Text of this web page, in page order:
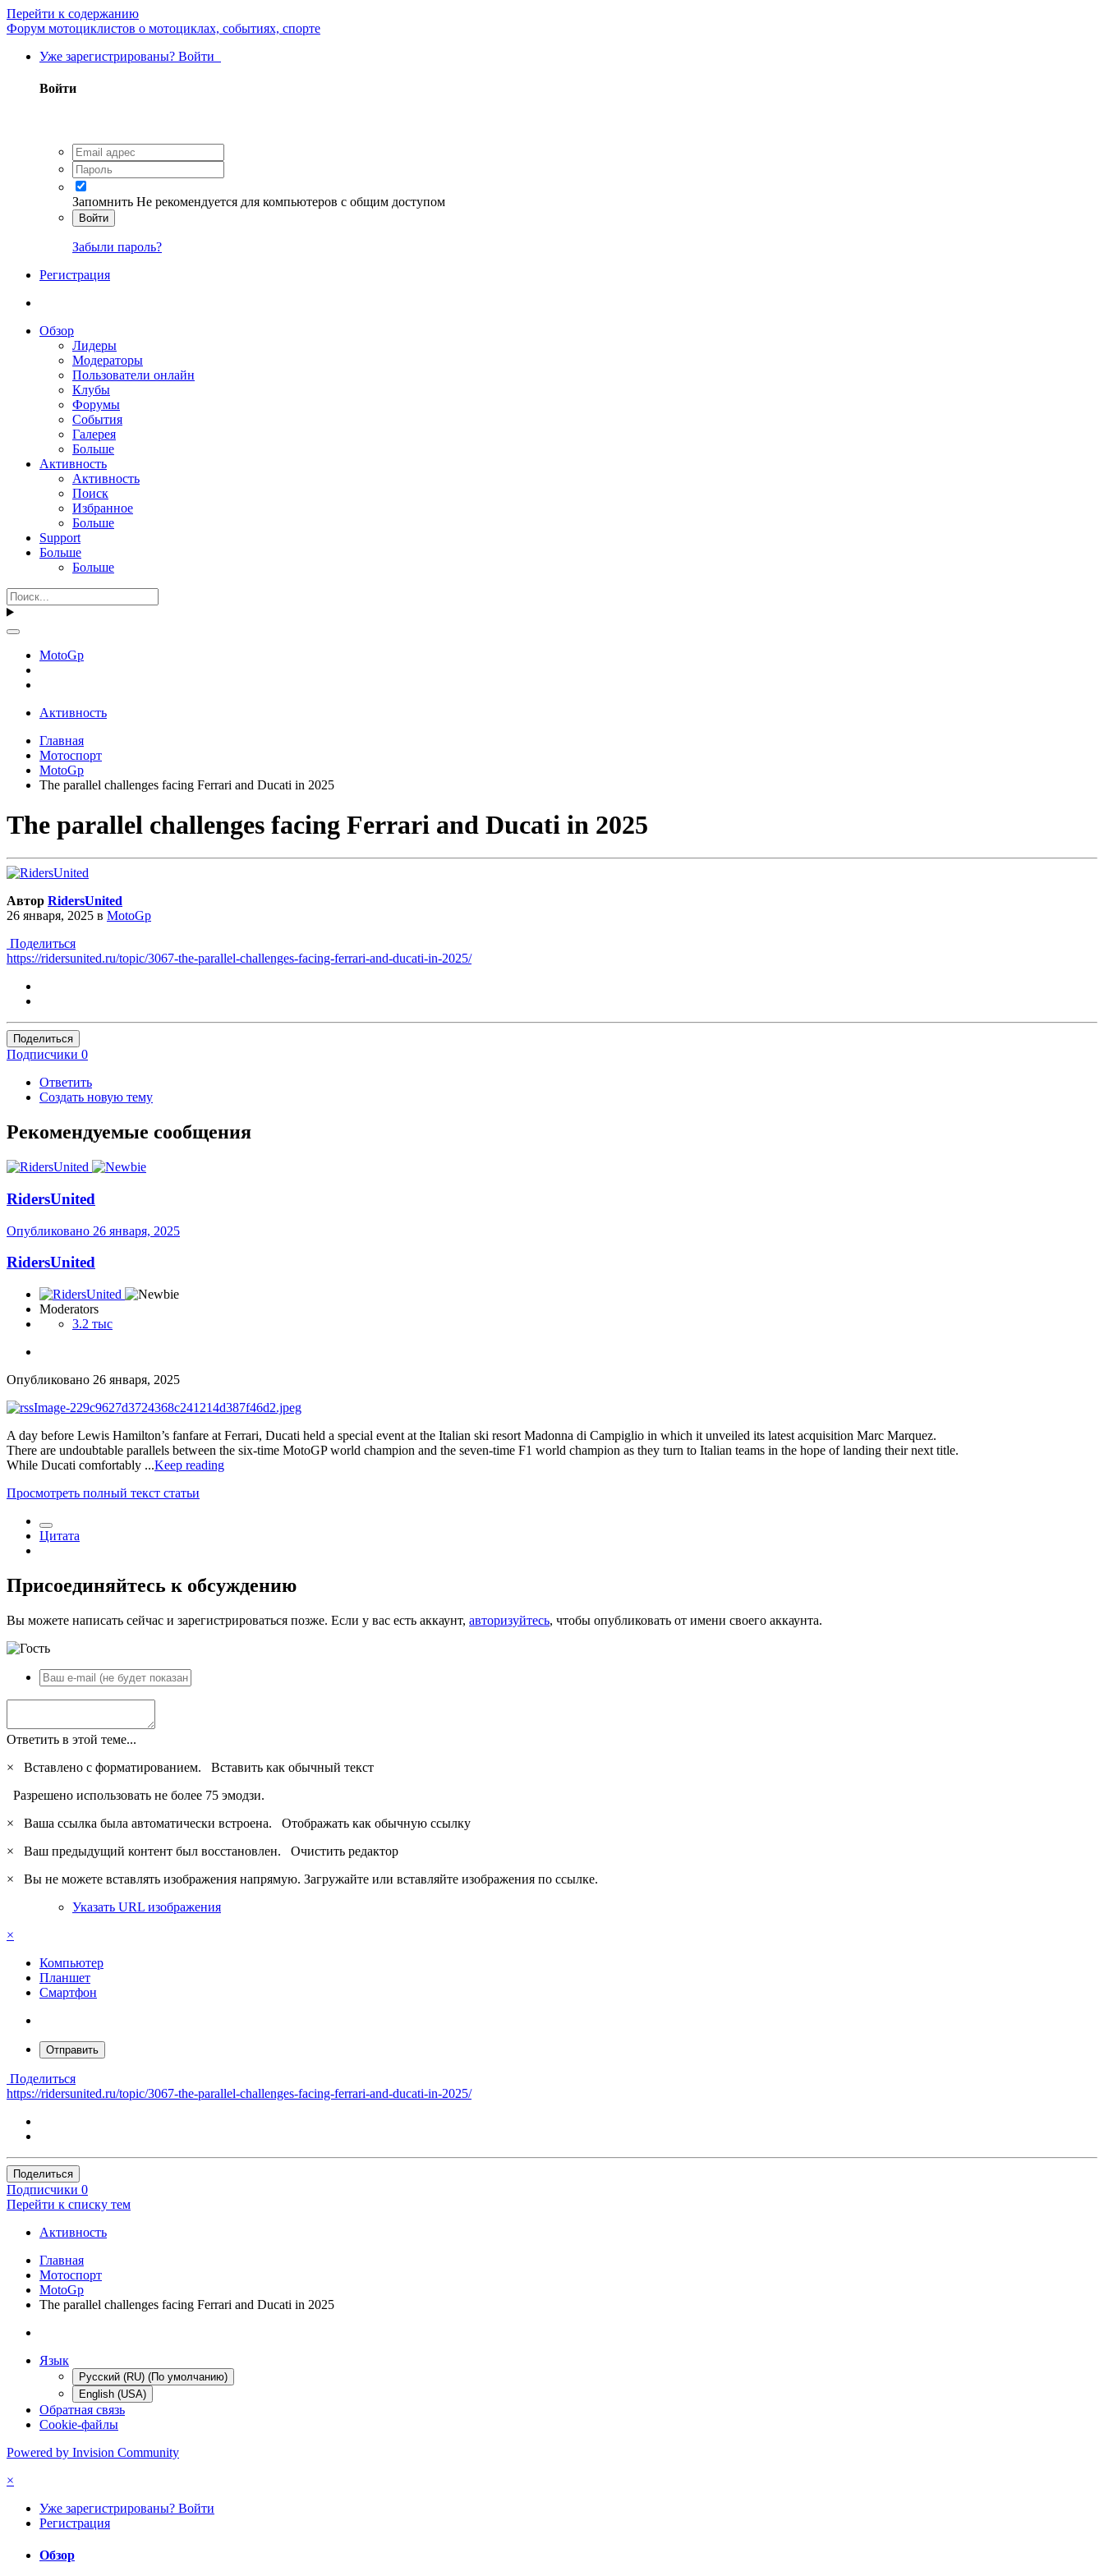
Перейти к содержанию
Форум мотоциклистов о мотоциклах, событиях, спорте
Уже зарегистрированы? Войти
Войти
Запомнить Не рекомендуется для компьютеров с общим доступом
Войти
Забыли пароль?
Регистрация
Обзор
Лидеры
Модераторы
Пользователи онлайн
Клубы
Форумы
События
Галерея
Больше
Активность
Активность
Поиск
Избранное
Больше
Support
Больше
Больше
MotoGp
Активность
Главная
Мотоспорт
MotoGp
The parallel challenges facing Ferrari and Ducati in 2025
The parallel challenges facing Ferrari and Ducati in 2025
Автор RidersUnited
26 января, 2025 в MotoGp
Поделиться
https://ridersunited.ru/topic/3067-the-parallel-challenges-facing-ferrari-and-ducati-in-2025/
Поделиться
Подписчики 0
Ответить
Создать новую тему
Рекомендуемые сообщения
RidersUnited
Опубликовано 26 января, 2025
RidersUnited
Moderators
3.2 тыс
Опубликовано 26 января, 2025
A day before Lewis Hamilton’s fanfare at Ferrari, Ducati held a special event at the Italian ski resort Madonna di Campiglio in which it unveiled its latest acquisition Marc Marquez.
There are undoubtable parallels between the six-time MotoGP world champion and the seven-time F1 world champion as they turn to Italian teams in the hope of landing their next title.
While Ducati comfortably ...Keep reading
Просмотреть полный текст статьи
Цитата
Присоединяйтесь к обсуждению
Вы можете написать сейчас и зарегистрироваться позже. Если у вас есть аккаунт, авторизуйтесь, чтобы опубликовать от имени своего аккаунта.
Ответить в этой теме...
×
Вставлено с форматированием. Вставить как обычный текст
Разрешено использовать не более 75 эмодзи.
×
Ваша ссылка была автоматически встроена. Отображать как обычную ссылку
×
Ваш предыдущий контент был восстановлен. Очистить редактор
×
Вы не можете вставлять изображения напрямую. Загружайте или вставляйте изображения по ссылке.
Указать URL изображения
×
Компьютер
Планшет
Смартфон
Отправить
Поделиться
https://ridersunited.ru/topic/3067-the-parallel-challenges-facing-ferrari-and-ducati-in-2025/
Поделиться
Подписчики 0
Перейти к списку тем
Активность
Главная
Мотоспорт
MotoGp
The parallel challenges facing Ferrari and Ducati in 2025
Язык
Русский (RU) (По умолчанию)
English (USA)
Обратная связь
Cookie-файлы
Powered by Invision Community
×
Уже зарегистрированы? Войти
Регистрация
Обзор